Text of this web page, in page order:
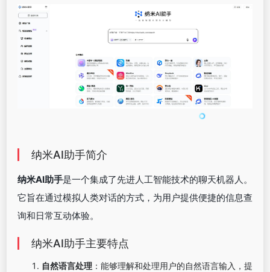
纳米AI助手简介
纳米AI助手是一个集成了先进人工智能技术的聊天机器人。
它旨在通过模拟人类对话的方式，为用户提供便捷的信息查
询和日常互动体验。
纳米AI助手主要特点
自然语言处理：能够理解和处理用户的自然语言输入，提